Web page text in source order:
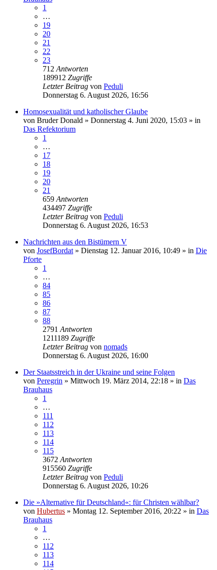
1
…
19
20
21
22
23
712 Antworten
189912 Zugriffe
Letzter Beitrag von Peduli
Donnerstag 6. August 2026, 16:56
Homosexualität und katholischer Glaube
von Bruder Donald » Donnerstag 4. Juni 2020, 15:03 » in
Das Refektorium
1
…
17
18
19
20
21
659 Antworten
434497 Zugriffe
Letzter Beitrag von Peduli
Donnerstag 6. August 2026, 16:53
Nachrichten aus den Bistümern V
von JosefBordat » Dienstag 12. Januar 2016, 10:49 » in Die
Pforte
1
…
84
85
86
87
88
2791 Antworten
1211189 Zugriffe
Letzter Beitrag von nomads
Donnerstag 6. August 2026, 16:00
Der Staatsstreich in der Ukraine und seine Folgen
von Peregrin » Mittwoch 19. März 2014, 22:18 » in Das
Brauhaus
1
…
111
112
113
114
115
3672 Antworten
915560 Zugriffe
Letzter Beitrag von Peduli
Donnerstag 6. August 2026, 10:26
Die »Alternative für Deutschland«: für Christen wählbar?
von Hubertus » Montag 12. September 2016, 20:22 » in Das
Brauhaus
1
…
112
113
114